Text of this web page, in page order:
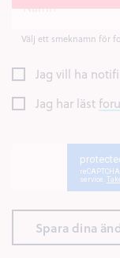
Välj ett smeknamn för
Jag vill ha
Jag har läst
Spara dina